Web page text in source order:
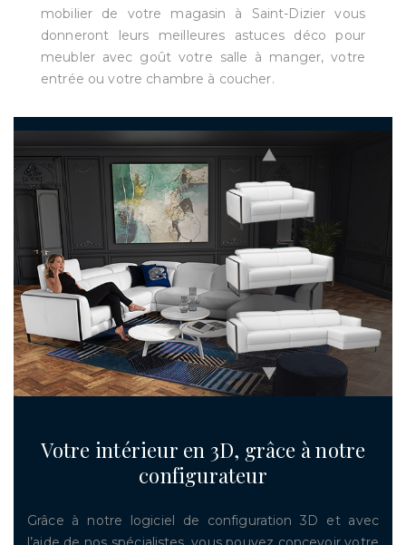
mobilier de votre magasin à Saint-Dizier vous
donneront leurs meilleures astuces déco pour
meubler avec goût votre salle à manger, votre
entrée ou votre chambre à coucher.
Votre intérieur en 3D, grâce à notre
configurateur
Grâce à notre logiciel de configuration 3D et avec